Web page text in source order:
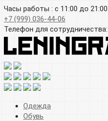
Часы работы : с 11:00 до 21:00
+7 (999) 036-44-06
Телефон для сотрудничества:
Одежда
Обувь